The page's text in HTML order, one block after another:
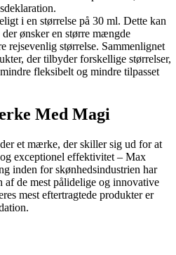
i en størrelse på 30 ml. Dette kan
ønsker en større mængde
rejsevenlig størrelse. Sammenlignet
der tilbyder forskellige størrelser,
fleksibelt og mindre tilpasset
Med Magi
et mærke, der skiller sig ud for at
exceptionel effektivitet – Max
inden for skønhedsindustrien har
af de mest pålidelige og innovative
mest eftertragtede produkter er